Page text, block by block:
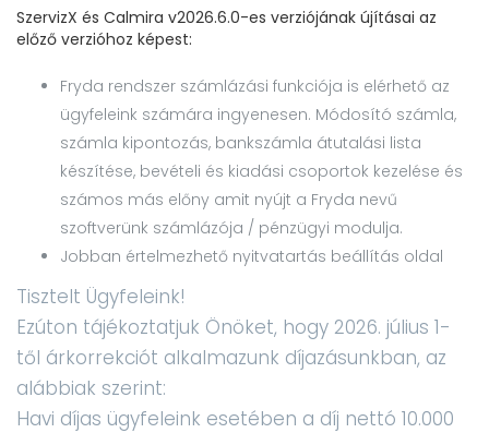
SzervizX és Calmira v2026.6.0-es verziójának újításai az
előző verzióhoz képest:
Fryda rendszer számlázási funkciója is elérhető az
ügyfeleink számára ingyenesen. Módosító számla,
számla kipontozás, bankszámla átutalási lista
készítése, bevételi és kiadási csoportok kezelése és
számos más előny amit nyújt a Fryda nevű
szoftverünk számlázója / pénzügyi modulja.
Jobban értelmezhető nyitvatartás beállítás oldal
Tisztelt Ügyfeleink!
Ezúton tájékoztatjuk Önöket, hogy 2026. július 1-
től árkorrekciót alkalmazunk díjazásunkban, az
alábbiak szerint:
Havi díjas ügyfeleink esetében a díj nettó 10.000